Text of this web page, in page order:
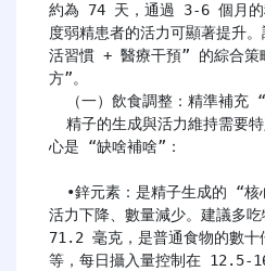
約為 74 天，通過 3-6 個月的
度弱精患者的活力可顯著提升
活習慣 + 醫療干預” 的綜合策
方”。
心是 “缺啥補啥”：
活力下降、數量減少。建議多
71.2 毫克，是普通食物的數十
等，每日攝入量控制在 12.5-